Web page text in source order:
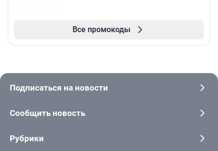
Все промокоды
Подписаться на новости
Сообщить новость
Рубрики